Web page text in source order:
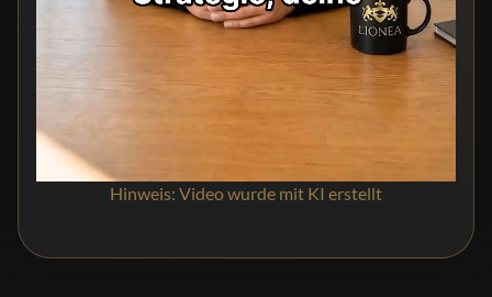
Hinweis: Video wurde mit KI erstellt